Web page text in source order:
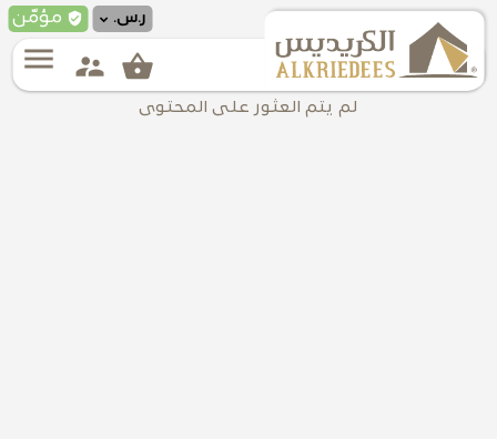
ر.س. verified_user مؤمّن
menu supervisor_account shopping_basket
لم يتم العثور على المحتوى